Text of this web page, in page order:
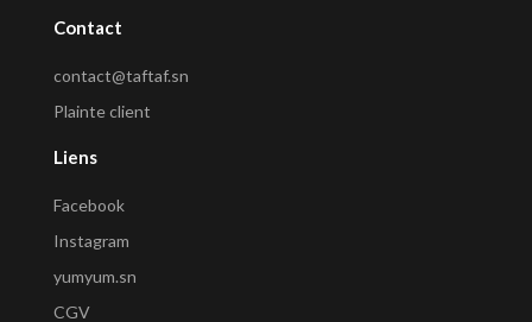
Contact
contact@taftaf.sn
Plainte client
Liens
Facebook
Instagram
yumyum.sn
CGV